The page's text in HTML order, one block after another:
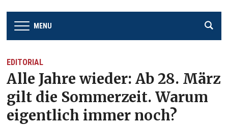
MENU
EDITORIAL
Alle Jahre wieder: Ab 28. März
gilt die Sommerzeit. Warum
eigentlich immer noch?